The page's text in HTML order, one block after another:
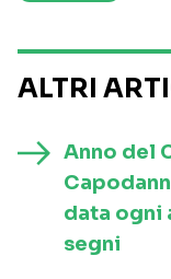
ALTRI
Anno del
data ogni
segni